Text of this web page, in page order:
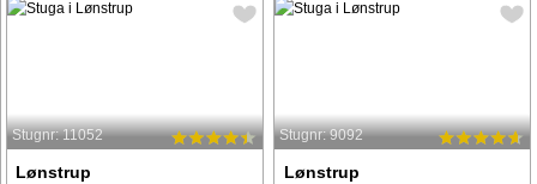
Stugnr: 11052
Lønstrup
Stugnr: 9092
Lønstrup